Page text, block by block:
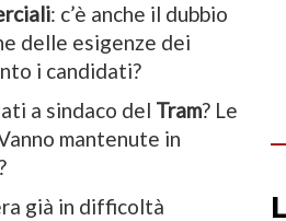
: c’è anche il dubbio
delle esigenze dei
i candidati?
a sindaco del Tram? Le
mantenute in
già in difficoltà